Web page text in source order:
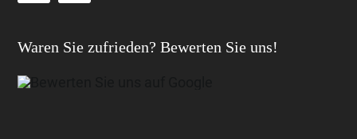
Waren Sie zufrieden? Bewerten Sie uns!